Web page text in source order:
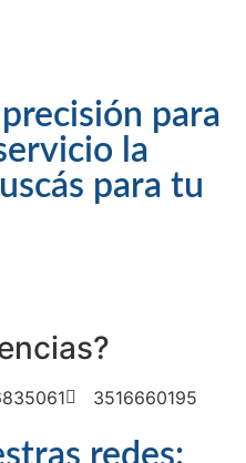
precisión para
la
para tu
3516660195
redes: